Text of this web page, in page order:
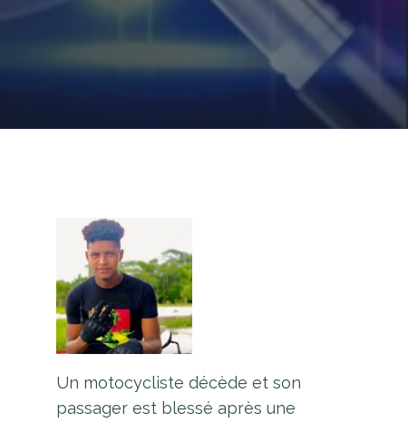
Un motocycliste décède et son
passager est blessé après une